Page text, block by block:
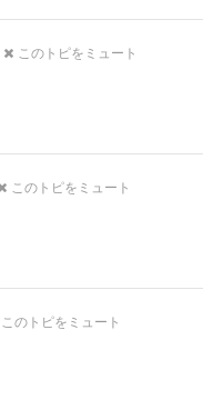
このトピをミュート
このトピをミュート
このトピをミュート